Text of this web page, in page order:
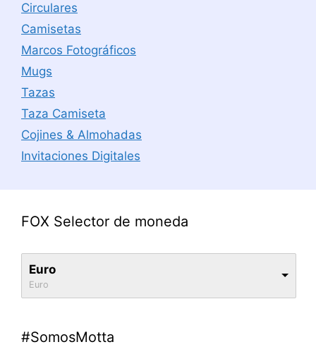
Circulares
Camisetas
Marcos Fotográficos
Mugs
Tazas
Taza Camiseta
Cojines & Almohadas
Invitaciones Digitales
FOX Selector de moneda
Euro
Euro
#SomosMotta